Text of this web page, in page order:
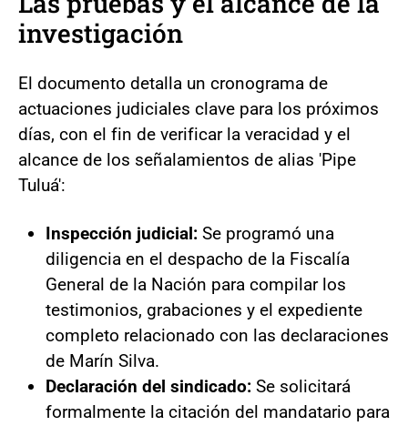
investigación
El documento detalla un cronograma de
actuaciones judiciales clave para los próximos
días, con el fin de verificar la veracidad y el
alcance de los señalamientos de alias 'Pipe
Tuluá':
Inspección judicial: Se programó una
diligencia en el despacho de la Fiscalía
General de la Nación para compilar los
testimonios, grabaciones y el expediente
completo relacionado con las declaraciones
de Marín Silva.
Declaración del sindicado: Se solicitará
formalmente la citación del mandatario para